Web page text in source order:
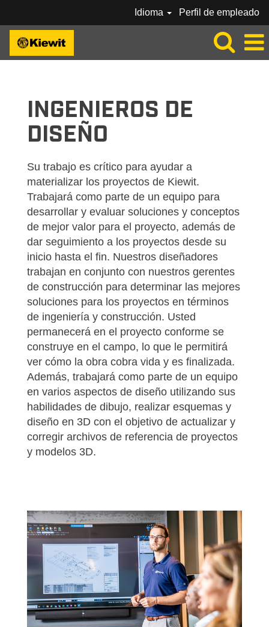
Idioma Perfil de empleado
INGENIEROS DE
DISEÑO
Su trabajo es crítico para ayudar a
materializar los proyectos de Kiewit.
Trabajará como parte de un equipo para
desarrollar y evaluar soluciones y conceptos
de mejor valor para el proyecto, además de
dar seguimiento a los proyectos desde su
inicio hasta el fin. Nuestros diseñadores
trabajan en conjunto con nuestros gerentes
de construcción para determinar las mejores
soluciones para los proyectos en términos
de ingeniería y construcción. Usted
permanecerá en el proyecto conforme se
construye en el campo, lo que le permitirá
ver cómo la obra cobra vida y es finalizada.
Además, trabajará como parte de un equipo
en varios aspectos de diseño utilizando sus
habilidades de dibujo, realizar esquemas y
diseño en 3D con el objetivo de actualizar y
corregir archivos de referencia de proyectos
y modelos 3D.